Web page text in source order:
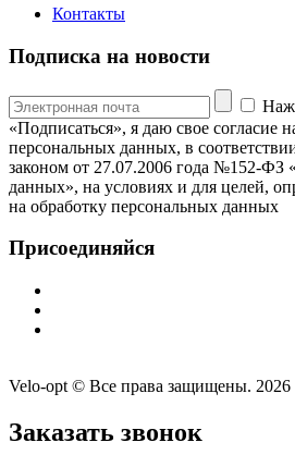
Контакты
Подписка на новости
«Подписаться», я даю свое согласие
персональных данных, в
законом от 27.07.2006 года №152-ФЗ
данных», на условиях и для целей,
на обработку персональных данных
Присоединяйся
Velo-opt © Все права защищены. 2026
Заказать звонок